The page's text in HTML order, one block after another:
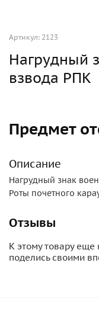
Артикул: 2123
Нагрудный
взвода РПК
Предмет
Описание
Нагрудный знак
Роты почетного
Отзывы
К этому товару еще
поделись своими